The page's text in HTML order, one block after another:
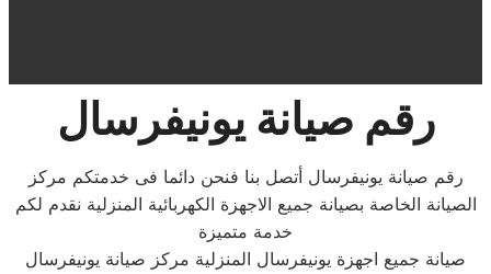
رقم صيانة يونيفرسال
رقم صيانة يونيفرسال أتصل بنا فنحن دائما فى خدمتكم مركز
الصيانة الخاصة بصيانة جميع الاجهزة الكهربائية المنزلية نقدم لكم
خدمة متميزة
صيانة جميع اجهزة يونيفرسال المنزلية مركز صيانة يونيفرسال